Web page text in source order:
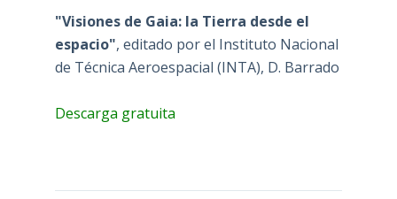
"Visiones de Gaia: la Tierra desde el
espacio", editado por el Instituto Nacional
de Técnica Aeroespacial (INTA), D. Barrado
Descarga gratuita